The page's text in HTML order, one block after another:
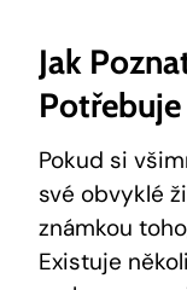
Jak
Pokud si
své obvyklé
známkou
Existuje